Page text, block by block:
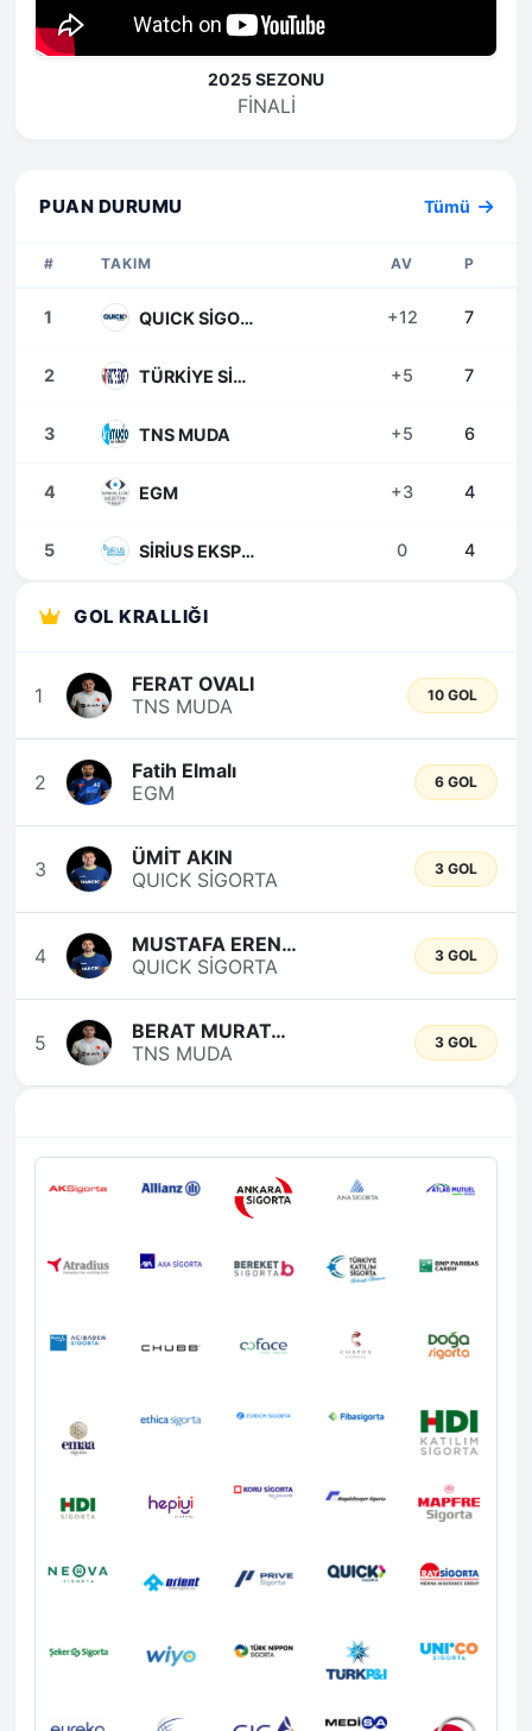
2025 SEZONU
FINALI
PUAN DURUMU Tümü
# TAKIM AV P
1 QUICK SİGORTA +12 7
2 TÜRKİYE SİGORTA +5 7
3 TNS MUDA +5 6
4 EGM +3 4
5 SİRİUS EKSPERLİK 0 4
GOL KRALLIĞI
1
FERAT OVALI
TNS MUDA
10 GOL
2
Fatih Elmalı
EGM
6 GOL
3
ÜMİT AKIN
QUICK SİGORTA
3 GOL
4
MUSTAFA EREN ÖZKAN
QUICK SİGORTA
3 GOL
5
BERAT MURATOĞLU
TNS MUDA
3 GOL